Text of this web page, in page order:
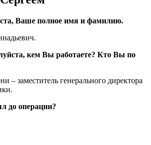
Ваше полное имя и фамилию.
кем Вы работаете? Кто Вы по
– заместитель генерального директора
до операции?